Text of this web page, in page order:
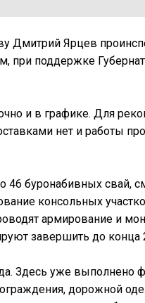
Дмитрий Ярцев
при поддержке
и в графике. Для
нет и работы
46 буронабивных свай,
консольных
армирование и
завершить до конца
Здесь уже выполнено
дорожной